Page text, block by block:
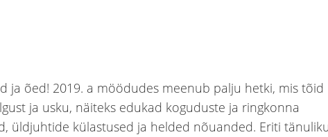
ja õed! 2019. a möödudes meenub palju hetki, mis tõid
ja usku, näiteks edukad koguduste ja ringkonna
üldjuhtide külastused ja helded nõuanded. Eriti